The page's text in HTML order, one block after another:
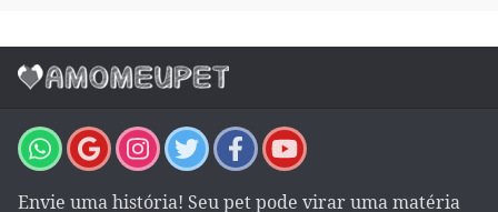
Envie uma história! Seu pet pode virar uma matéria